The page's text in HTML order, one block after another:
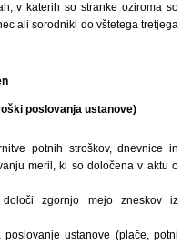
v katerih so stranke oziroma so
ali sorodniki do vštetega tretjega
poslovanja ustanove)
potnih stroškov, dnevnice in
meril, ki so določena v aktu o
zgornjo mejo zneskov iz
ustanove (plače, potni